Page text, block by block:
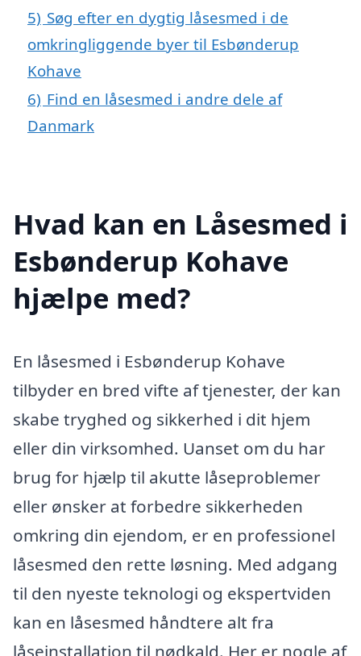
5) Søg efter en dygtig låsesmed i de
omkringliggende byer til Esbønderup
Kohave
6) Find en låsesmed i andre dele af
Danmark
Hvad kan en Låsesmed i
Esbønderup Kohave
hjælpe med?
En låsesmed i Esbønderup Kohave
tilbyder en bred vifte af tjenester, der kan
skabe tryghed og sikkerhed i dit hjem
eller din virksomhed. Uanset om du har
brug for hjælp til akutte låseproblemer
eller ønsker at forbedre sikkerheden
omkring din ejendom, er en professionel
låsesmed den rette løsning. Med adgang
til den nyeste teknologi og ekspertviden
kan en låsesmed håndtere alt fra
låseinstallation til nødkald. Her er nogle af